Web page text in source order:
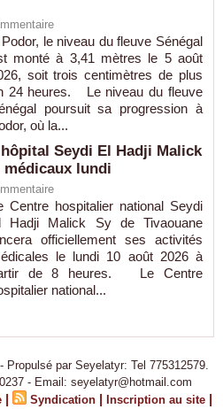
le niveau du fleuve Sénégal
monté à 3,41 mètres le 5 août
soit trois centimètres de plus
24 heures. Le niveau du fleuve
poursuit sa progression à
où la...
Seydi El Hadji Malick
médicaux lundi
Centre hospitalier national Seydi
Hadji Malick Sy de Tivaouane
officiellement ses activités
le lundi 10 août 2026 à
de 8 heures. Le Centre
national...
par Seyelatyr: Tel 775312579.
- Email: seyelatyr@hotmail.com
| Syndication | Inscription au site |